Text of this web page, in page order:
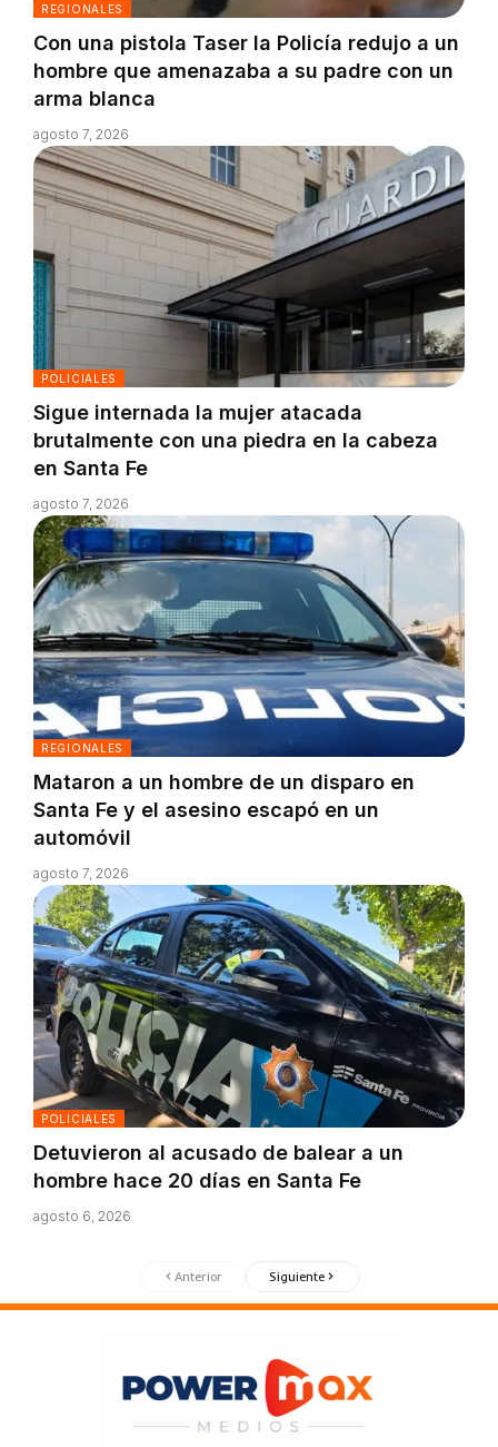
REGIONALES
Con una pistola Taser la Policía redujo a un
hombre que amenazaba a su padre con un
arma blanca
agosto 7, 2026
POLICIALES
Sigue internada la mujer atacada
brutalmente con una piedra en la cabeza
en Santa Fe
agosto 7, 2026
REGIONALES
Mataron a un hombre de un disparo en
Santa Fe y el asesino escapó en un
automóvil
agosto 7, 2026
POLICIALES
Detuvieron al acusado de balear a un
hombre hace 20 días en Santa Fe
agosto 6, 2026
Anterior Siguiente